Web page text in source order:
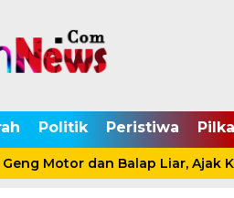
Politik Peristiwa
Motor dan Balap Liar, Ajak